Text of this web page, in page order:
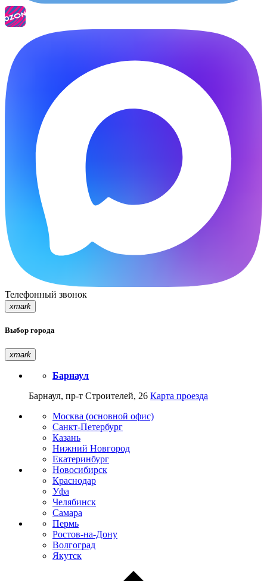
Телефонный звонок
xmark
Выбор города
xmark
Барнаул
Барнаул, пр-т Строителей, 26 Карта проезда
Москва (основной офис)
Санкт-Петербург
Казань
Нижний Новгород
Екатеринбург
Новосибирск
Краснодар
Уфа
Челябинск
Самара
Пермь
Ростов-на-Дону
Волгоград
Якутск